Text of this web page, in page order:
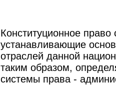
Конституционное
устанавливающие
отраслей данной
таким образом,
системы права -